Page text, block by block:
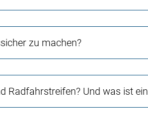
zu machen?
Radfahrstreifen? Und was ist